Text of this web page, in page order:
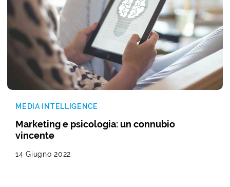
MEDIA INTELLIGENCE
Marketing e psicologia: un connubio
vincente
14 Giugno 2022